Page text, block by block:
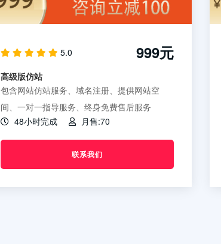
5.0 999元
高级版仿站
包含网站仿站服务、域名注册、提供网站空
间、一对一指导服务、终身免费售后服务
48小时完成
月售:70
联系我们